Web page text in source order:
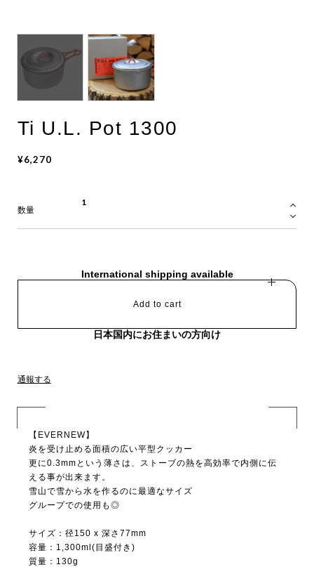
Ti U.L. Pot 1300
¥6,270
数量
International shipping available
Add to cart
日本国内にお住まいの方向け
通報する
【EVERNEW】
炎を受け止める面積の広い平型クッカー
更に0.3mmという薄さは、ストーブの熱を高効率で内側に伝
える事が出来ます。
雪山で雪から水を作るのに最適なサイズ
グループでの使用も◎
サイズ：径150 x 深さ77mm
容量：1,300ml(目盛付き)
質量：130g